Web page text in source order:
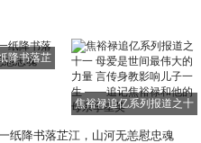
降书落芷
焦裕禄追亿系列报道之十
纸降书落芷江，山河无恙慰忠魂